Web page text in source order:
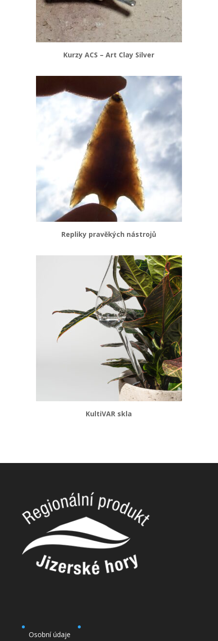
Kurzy ACS – Art Clay Silver
Repliky pravěkých nástrojů
KultiVAR skla
Osobní údaje